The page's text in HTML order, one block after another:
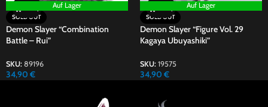
Auf Lager
SOLD OUT
Demon Slayer “Combination
Battle – Rui”
SKU: 89196
34,90 €
Auf Lager
SOLD OUT
Demon Slayer “Figure Vol. 29
Kagaya Ubuyashiki”
SKU: 19575
34,90 €